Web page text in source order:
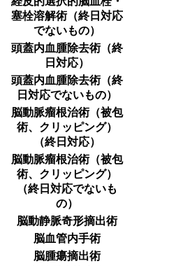
塞栓溶解術（終日対応
でないもの）
頭蓋内血腫除去術（終
日対応）
頭蓋内血腫除去術（終
日対応でないもの）
脳動脈瘤根治術（被包
術、クリッピング）
（終日対応）
脳動脈瘤根治術（被包
術、クリッピング）
（終日対応でないも
の）
脳動静脈奇形摘出術
脳血管内手術
脳腫瘍摘出術